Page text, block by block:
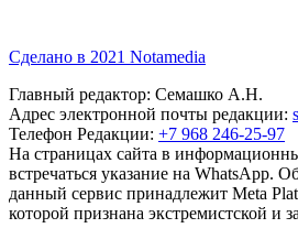
Сделано в 2021 Notamedia
Главный редактор: Семашко А.Н.
Адрес электронной почты редакции:
Телефон Редакции: +7 968 246-25-97
На страницах сайта в
встречаться указание на WhatsApp.
данный сервис принадлежит Meta
которой признана экстремистской и